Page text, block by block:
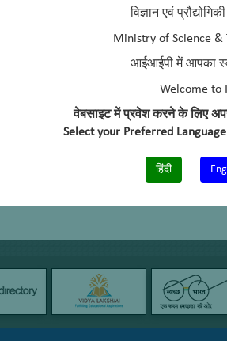
विज्ञान एवं
Ministry of Science &
आईआईपी में आपका
Welcome to
वेबसाइट में प्रवेश करने के लिए
Select your Preferred
हिंदी